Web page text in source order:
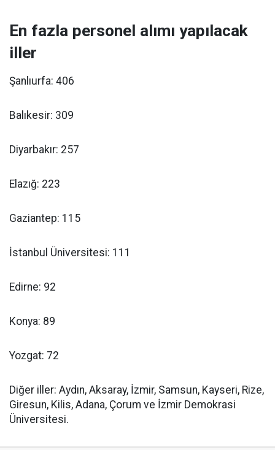
En fazla personel alımı yapılacak
iller
Şanlıurfa: 406
Balıkesir: 309
Diyarbakır: 257
Elazığ: 223
Gaziantep: 115
İstanbul Üniversitesi: 111
Edirne: 92
Konya: 89
Yozgat: 72
Diğer iller: Aydın, Aksaray, İzmir, Samsun, Kayseri, Rize,
Giresun, Kilis, Adana, Çorum ve İzmir Demokrasi
Üniversitesi.